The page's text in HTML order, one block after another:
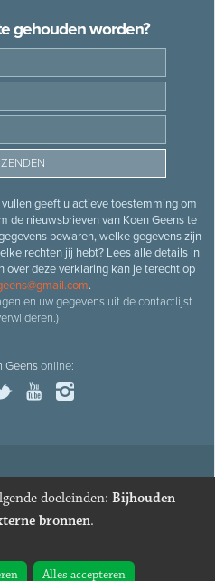
gehouden worden?
geeft u actieve toestemming om
de nieuwsbrieven van Koen Geens te
bewaren, welke gegevens zijn
rechten jij hebt? Lees alle details in
over deze verklaring kan je terecht op
.
en uw gegevens uit de contactlijst
Geensonline:
volksvertegenwoordiger Koen
· Cookies wijzigen
door Zenjoy in Leuven
doeleinden: Bijhouden
bronnen.
Alles accepteren